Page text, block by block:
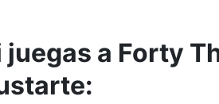
juegas a Forty